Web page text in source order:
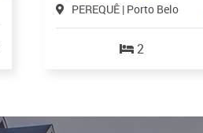
PEREQUÊ | Porto Belo
2